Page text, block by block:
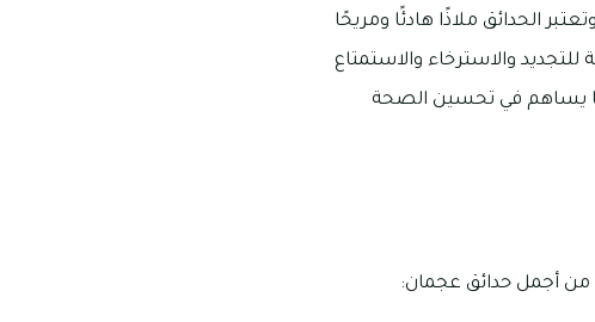
الحدائق ملاذًا هادئًا ومريحًا
والاسترخاء والاستمتاع
يساهم في تحسين الصحة
من أجمل حدائق عجمان: